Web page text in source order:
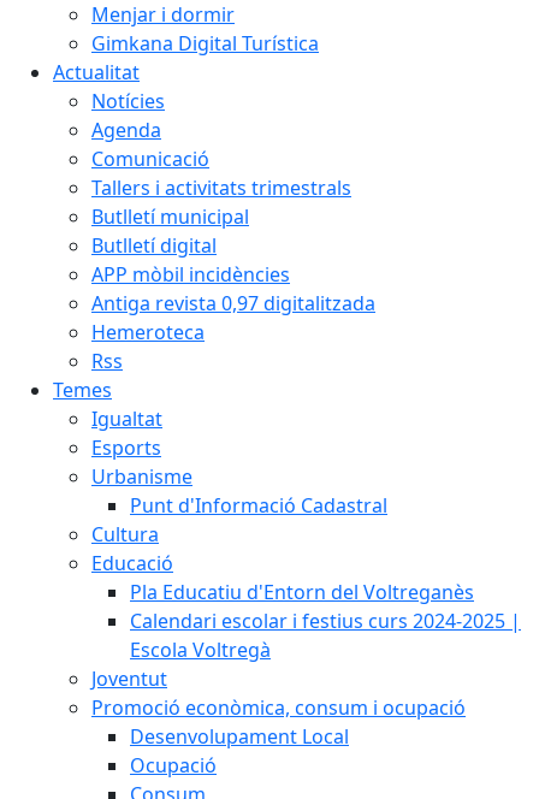
Menjar i dormir
Gimkana Digital Turística
Actualitat
Notícies
Agenda
Comunicació
Tallers i activitats trimestrals
Butlletí municipal
Butlletí digital
APP mòbil incidències
Antiga revista 0,97 digitalitzada
Hemeroteca
Rss
Temes
Igualtat
Esports
Urbanisme
Punt d'Informació Cadastral
Cultura
Educació
Pla Educatiu d'Entorn del Voltreganès
Calendari escolar i festius curs 2024-2025 |
Escola Voltregà
Joventut
Promoció econòmica, consum i ocupació
Desenvolupament Local
Ocupació